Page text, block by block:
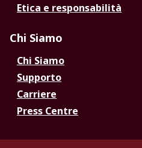
Etica e responsabilità
Chi Siamo
Chi Siamo
Supporto
Carriere
Press Centre